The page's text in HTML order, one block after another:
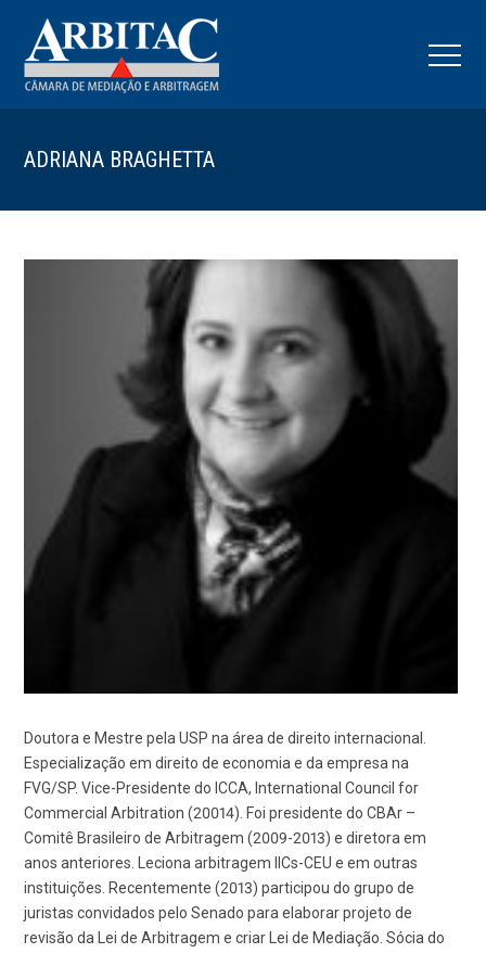
ADRIANA BRAGHETTA
Doutora e Mestre pela USP na área de direito internacional.
Especialização em direito de economia e da empresa na
FVG/SP. Vice-Presidente do ICCA, International Council for
Commercial Arbitration (20014). Foi presidente do CBAr –
Comitê Brasileiro de Arbitragem (2009-2013) e diretora em
anos anteriores. Leciona arbitragem IICs-CEU e em outras
instituições. Recentemente (2013) participou do grupo de
juristas convidados pelo Senado para elaborar projeto de
revisão da Lei de Arbitragem e criar Lei de Mediação. Sócia do